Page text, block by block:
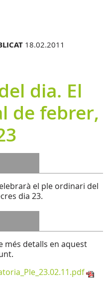
18.02.2011
dia. El
de febrer,
el ple ordinari del
dia 23.
més detalls en aquest